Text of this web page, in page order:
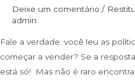
Deixe um comentário /
admin
Fale a verdade: você leu as
começar a vender? Se a
está só! Mas não é raro